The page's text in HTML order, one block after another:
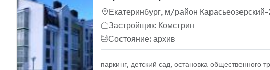
Екатеринбург, м/район Карасьеозерский-
Застройщик: Комстрин
Состояние: архив
паркинг, детский сад, остановка общественного